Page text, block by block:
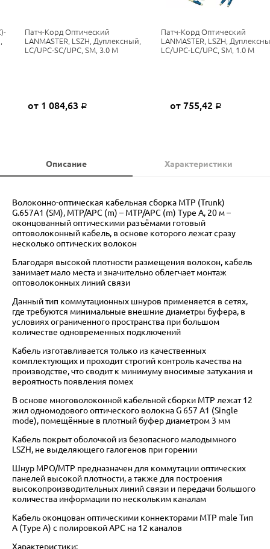
Патч-Корд Оптический
LANMASTER, LSZH, Дуплексный,
LC/UPC-SC/UPC, SM, 3.0 М
от 1 084,63 Р
Патч-Корд Оптический
LANMASTER, LSZH,
LC/UPC-LC/UPC, SM, 1.0 М
от 755,42 Р
Описание Характеристики
Волоконно-оптическая кабельная сборка MTP (Trunk)
G.657A1 (SM), MTP/APC (m) – MTP/APC (m) Type A, 20 м –
оконцованный оптическими разъёмами готовый
оптоволоконный кабель, в основе которого лежат сразу
несколько оптических волокон
Благодаря высокой плотности размещения волокон, кабель
занимает мало места и значительно облегчает монтаж
оптоволоконных линий связи
Данный тип коммутационных шнуров применяется в сетях,
где требуются минимальные внешние диаметры буфера, в
условиях ограниченного пространства при большом
количестве одновременных подключений
Кабель изготавливается только из качественных
комплектующих и проходит строгий контроль качества на
производстве, что сводит к минимуму вносимые затухания и
вероятность появления помех
В основе многоволоконной кабельной сборки MTP лежат 12
жил одномодового оптического волокна G 657 A1 (Single
mode), помещённые в плотный буфер диаметром 3 мм
Кабель покрыт оболочкой из безопасного малодымного
LSZH, не выделяющего галогенов при горении
Шнур MPO/MTP предназначен для коммутации оптических
панелей высокой плотности, а также для построения
высокопроизводительных линий связи и передачи большого
количества информации по нескольким каналам
Кабель оконцован оптическими коннекторами MTP male Тип
A (Type A) с полировкой APC на 12 каналов
Характеристики: